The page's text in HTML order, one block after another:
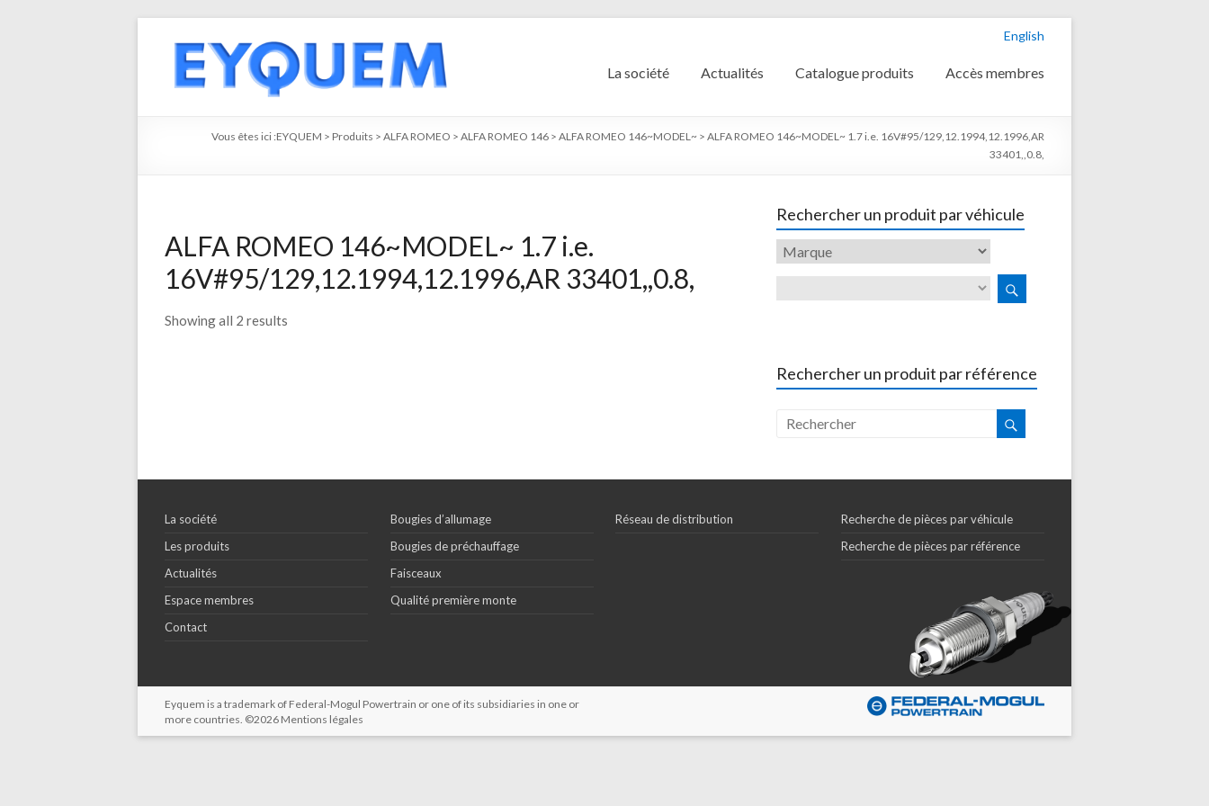
English
La société Actualités Catalogue produits Accès membres
Vous êtes ici :EYQUEM > Produits > ALFA ROMEO > ALFA ROMEO 146 > ALFA ROMEO 146~MODEL~ > ALFA ROMEO 146~MODEL~ 1.7 i.e. 16V#95/129,12.1994,12.1996,AR
33401,,0.8,
ALFA ROMEO 146~MODEL~ 1.7 i.e.
16V#95/129,12.1994,12.1996,AR 33401,,0.8,
Showing all 2 results
Rechercher un produit par véhicule
Rechercher un produit par référence
La société
Les produits
Actualités
Espace membres
Contact
Bougies d’allumage
Bougies de préchauffage
Faisceaux
Qualité première monte
Réseau de distribution
Recherche de pièces par véhicule
Recherche de pièces par référence
Eyquem is a trademark of Federal-Mogul Powertrain or one of its subsidiaries in one or
more countries. ©2026 Mentions légales